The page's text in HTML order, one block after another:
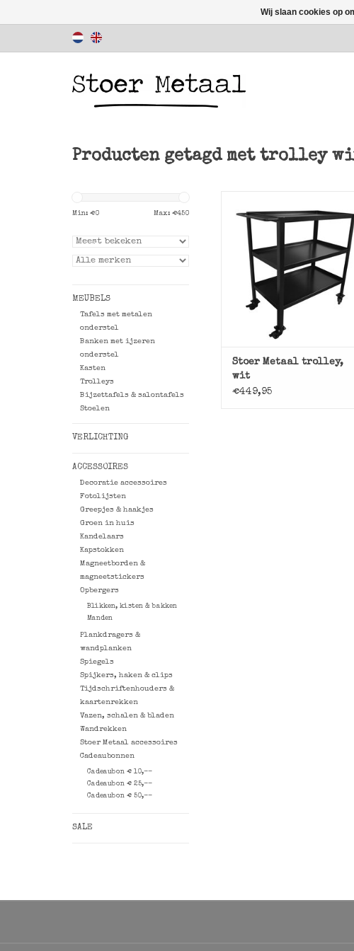
Producten getagd met trolley
Min: €0 Max: €450
MEUBELS
Tafels met metalen
onderstel
Banken met ijzeren
onderstel
Kasten
Trolleys
Bijzettafels & salontafels
Stoelen
VERLICHTING
ACCESSOIRES
Decoratie accessoires
Fotolijsten
Greepjes & haakjes
Groen in huis
Kandelaars
Kapstokken
Magneetborden &
magneetstickers
Opbergers
Blikken, kisten & bakken
Manden
Plankdragers &
wandplanken
Spiegels
Spijkers, haken & clips
Tijdschriftenhouders &
kaartenrekken
Vazen, schalen & bladen
Wandrekken
Stoer Metaal accessoires
Cadeaubonnen
Cadeaubon € 10,--
Cadeaubon € 25,--
Cadeaubon € 50,--
SALE
3 metalen legplanken van
Stoer Metaal.
TOEVOEGEN AAN WINKELWAGEN
Stoer Metaal trolley,
wit
€449,95
Wij slaan cookies op